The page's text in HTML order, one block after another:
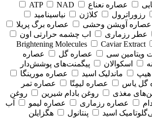
عصاره نعناع ATP
NAD
رزوراترول کلاژن
⁠نیاسینامید
عصاره آویشن وحشی
عصاره برگ پریلا
عطر رزماری
اب چشمه حرارتی اون
Brightening Molecules
Caviar Extract
ویتامین سی عصاره گل
عصاره
اسکوالان
پیگمنت‌های پوشش‌دار
هیپ ماندلیک اسید
عصاره مورینگا
گل یاس عصاره لیمِتّا
عصاره تمر
مغذی روغن بادام شیرین
روغن
عصاره رزماری عصاره لیمو
آب
اسید پنتانول
هگزایلن